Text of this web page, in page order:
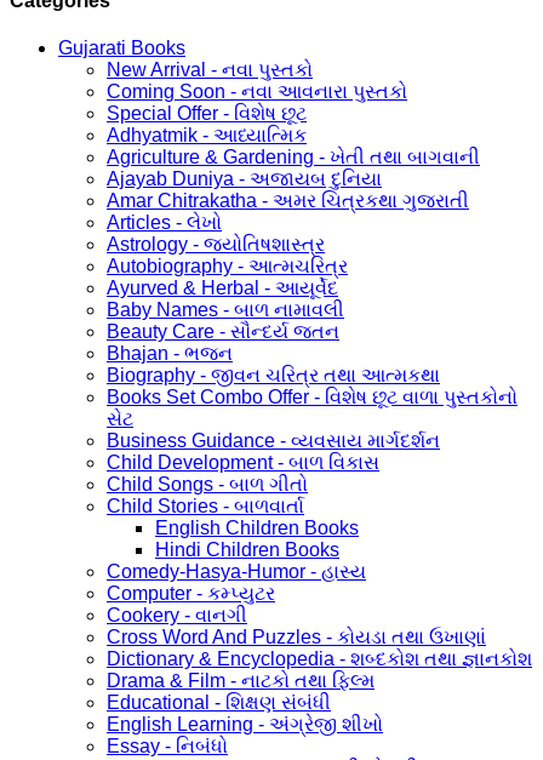
Gujarati Books
New Arrival - નવા પુસ્તકો
Coming Soon - નવા આવનારા પુસ્તકો
Special Offer - વિશેષ છૂટ
Adhyatmik - આધ્યાત્મિક
Agriculture & Gardening - ખેતી તથા બાગવાની
Ajayab Duniya - અજાયબ દુનિયા
Amar Chitrakatha - અમર ચિત્રકથા ગુજરાતી
Articles - લેખો
Astrology - જ્યોતિષશાસ્ત્ર
Autobiography - આત્મચરિત્ર
Ayurved & Herbal - આયૂર્વેદ
Baby Names - બાળ નામાવલી
Beauty Care - સૌન્દર્ય જતન
Bhajan - ભજન
Biography - જીવન ચરિત્ર તથા આત્મકથા
Books Set Combo Offer - વિશેષ છૂટ વાળા પુસ્તકોનો
સેટ
Business Guidance - વ્યવસાય માર્ગદર્શન
Child Development - બાળ વિકાસ
Child Songs - બાળ ગીતો
Child Stories - બાળવાર્તા
English Children Books
Hindi Children Books
Comedy-Hasya-Humor - હાસ્ય
Computer - કમ્પ્યુટર
Cookery - વાનગી
Cross Word And Puzzles - કોયડા તથા ઉખાણાં
Dictionary & Encyclopedia - શબ્દકોશ તથા જ્ઞાનકોશ
Drama & Film - નાટકો તથા ફિલ્મ
Educational - શિક્ષણ સંબંધી
English Learning - અંગ્રેજી શીખો
Essay - નિબંધો